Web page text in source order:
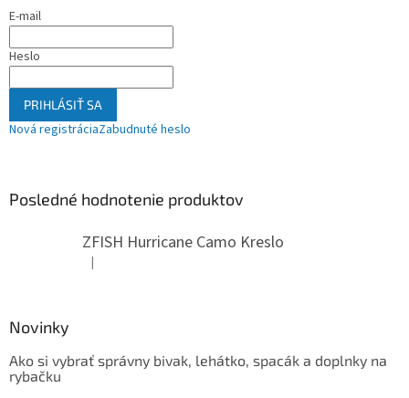
E-mail
Heslo
PRIHLÁSIŤ SA
Nová registráciaZabudnuté heslo
Posledné hodnotenie produktov
ZFISH Hurricane Camo Kreslo
Hodnotenie produktu je 5 z 5 hviezdičiek.
|
Novinky
Ako si vybrať správny bivak, lehátko, spacák a doplnky na
rybačku